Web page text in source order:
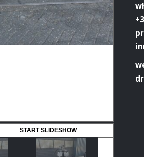
START SLIDESHOW